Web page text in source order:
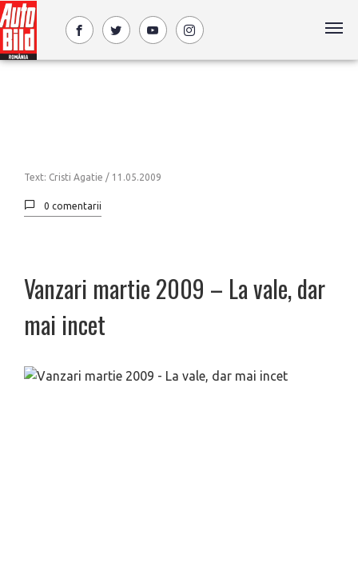
Text: Cristi Agatie / 11.05.2009
0 comentarii
Vanzari martie 2009 – La vale, dar
mai incet